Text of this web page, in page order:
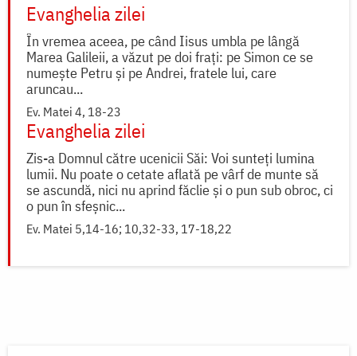
Evanghelia zilei
În vremea aceea, pe când Iisus umbla pe lângă
Marea Galileii, a văzut pe doi frați: pe Simon ce se
numește Petru și pe Andrei, fratele lui, care
aruncau...
Ev. Matei 4, 18-23
Evanghelia zilei
Zis-a Domnul către ucenicii Săi: Voi sunteți lumina
lumii. Nu poate o cetate aflată pe vârf de munte să
se ascundă, nici nu aprind făclie și o pun sub obroc, ci
o pun în sfeșnic...
Ev. Matei 5,14-16; 10,32-33, 17-18,22